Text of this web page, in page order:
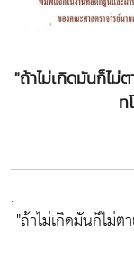
"ถ้าไม่เกิดมันก็ไม่
ท
.
"ถ้าไม่เกิดมันก็ไม่ต